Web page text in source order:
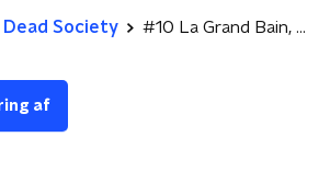
Dead Society #10 La Grand Bain, They Shall Not Grow Old
af